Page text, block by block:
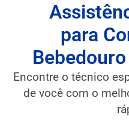
para
Encontre o técnico
de você com o